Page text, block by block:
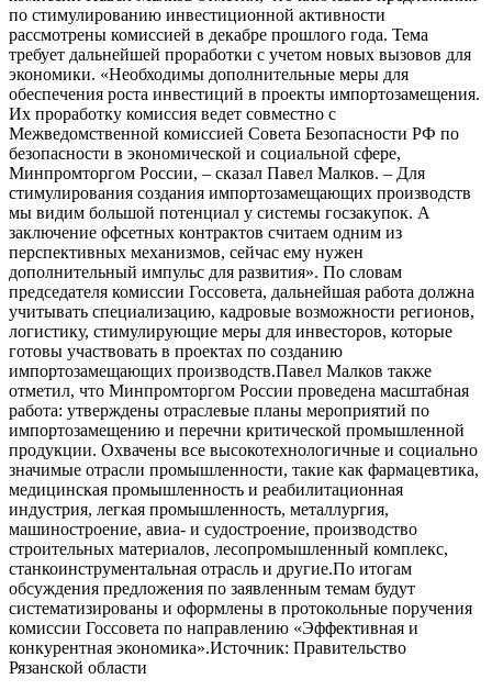
по стимулированию инвестиционной активности
рассмотрены комиссией в декабре прошлого года. Тема
требует дальнейшей проработки с учетом новых вызовов для
экономики. «Необходимы дополнительные меры для
обеспечения роста инвестиций в проекты импортозамещения.
Их проработку комиссия ведет совместно с
Межведомственной комиссией Совета Безопасности РФ по
безопасности в экономической и социальной сфере,
Минпромторгом России, – сказал Павел Малков. – Для
стимулирования создания импортозамещающих производств
мы видим большой потенциал у системы госзакупок. А
заключение офсетных контрактов считаем одним из
перспективных механизмов, сейчас ему нужен
дополнительный импульс для развития». По словам
председателя комиссии Госсовета, дальнейшая работа должна
учитывать специализацию, кадровые возможности регионов,
логистику, стимулирующие меры для инвесторов, которые
готовы участвовать в проектах по созданию
импортозамещающих производств.Павел Малков также
отметил, что Минпромторгом России проведена масштабная
работа: утверждены отраслевые планы мероприятий по
импортозамещению и перечни критической промышленной
продукции. Охвачены все высокотехнологичные и социально
значимые отрасли промышленности, такие как фармацевтика,
медицинская промышленность и реабилитационная
индустрия, легкая промышленность, металлургия,
машиностроение, авиа- и судостроение, производство
строительных материалов, лесопромышленный комплекс,
станкоинструментальная отрасль и другие.По итогам
обсуждения предложения по заявленным темам будут
систематизированы и оформлены в протокольные поручения
комиссии Госсовета по направлению «Эффективная и
конкурентная экономика».Источник: Правительство
Рязанской области